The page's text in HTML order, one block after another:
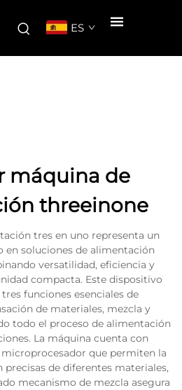
ES
máquina de
threeinone
tres en uno representa un
en soluciones de alimentación
versatilidad, eficiencia y
compacta. Este dispositivo
funciones esenciales de
de materiales, mezcla y
todo el proceso de alimentación
La máquina cuenta con
que permiten la
de diferentes materiales,
mecanismo de mezcla asegura